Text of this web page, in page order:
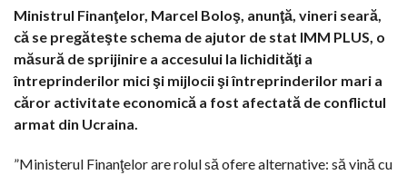
Ministrul Finanţelor, Marcel Boloş, anunţă, vineri seară,
că se pregăteşte schema de ajutor de stat IMM PLUS, o
măsură de sprijinire a accesului la lichidităţi a
întreprinderilor mici şi mijlocii şi întreprinderilor mari a
căror activitate economică a fost afectată de conflictul
armat din Ucraina.
”Ministerul Finanţelor are rolul să ofere alternative: să vină cu